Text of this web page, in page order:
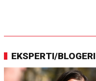
EKSPERTI/BLOGERI